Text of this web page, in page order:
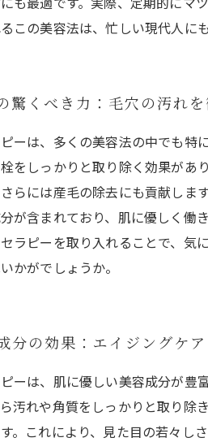
この美容法は、忙しい現代人に
驚くべき力：毛穴の汚れを
ーは、多くの美容法の中でも特
をしっかりと取り除く効果があ
らには産毛の除去にも貢献しま
が含まれており、肌に優しく働
ラピーを取り入れることで、気
かがでしょうか。
分の効果：エイジングケ
ーは、肌に優しい美容成分が豊
汚れや角質をしっかりと取り除
。これにより、見た目の若々し